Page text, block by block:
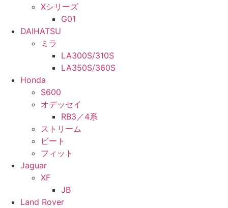
Xシリーズ
G01
DAIHATSU
ミラ
LA300S/310S
LA350S/360S
Honda
S600
オデッセイ
RB3／4系
ストリーム
ビート
フィット
Jaguar
XF
JB
Land Rover